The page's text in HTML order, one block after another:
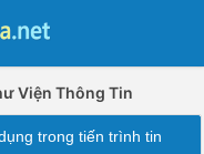
Viện Thông Tin
trong tiến trình tin